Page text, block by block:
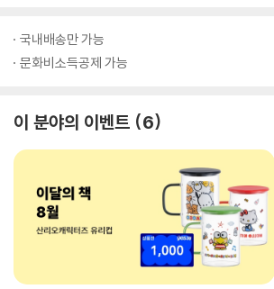
국내배송만 가능
문화비소득공제 가능
이 분야의 이벤트 6